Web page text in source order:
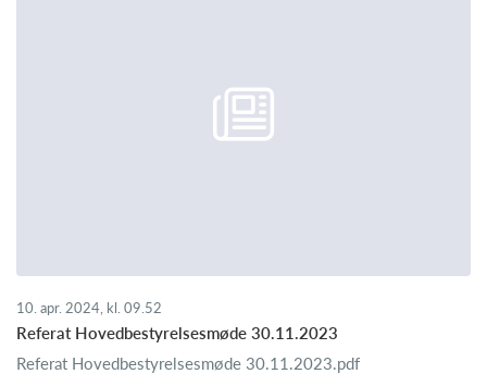
10. apr. 2024, kl. 09.52
Referat Hovedbestyrelsesmøde 30.11.2023
Referat Hovedbestyrelsesmøde 30.11.2023.pdf